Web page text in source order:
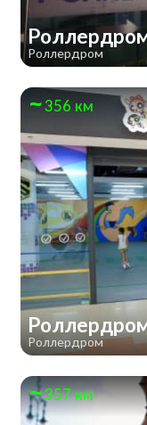
Роллердром
356 км
Роллердром
357 км